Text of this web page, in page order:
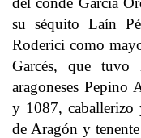
su séquito Laín
Roderici como
Garcés, que tuvo
aragoneses Pepino
y 1087, caballerizo
de Aragón y